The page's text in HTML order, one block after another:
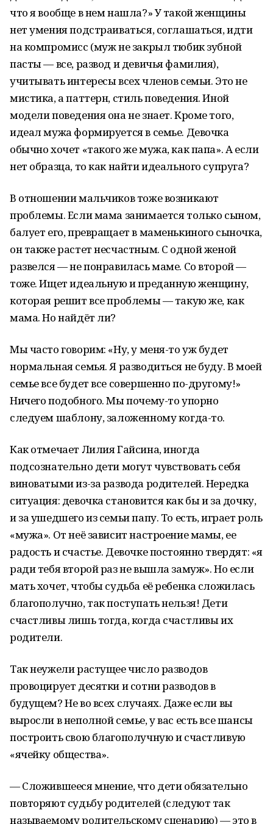
что я вообще в нем нашла?» У такой женщины
нет умения подстраиваться, соглашаться, идти
на компромисс (муж не закрыл тюбик зубной
пасты — все, развод и девичья фамилия),
учитывать интересы всех членов семьи. Это не
мистика, а паттерн, стиль поведения. Иной
модели поведения она не знает. Кроме того,
идеал мужа формируется в семье. Девочка
обычно хочет «такого же мужа, как папа». А если
нет образца, то как найти идеального супруга?
В отношении мальчиков тоже возникают
проблемы. Если мама занимается только сыном,
балует его, превращает в маменькиного сыночка,
он также растет несчастным. С одной женой
развелся — не понравилась маме. Со второй —
тоже. Ищет идеальную и преданную женщину,
которая решит все проблемы — такую же, как
мама. Но найдёт ли?
Мы часто говорим: «Ну, у меня-то уж будет
нормальная семья. Я разводиться не буду. В моей
семье все будет все совершенно по-другому!»
Ничего подобного. Мы почему-то упорно
следуем шаблону, заложенному когда-то.
Как отмечает Лилия Гайсина, иногда
подсознательно дети могут чувствовать себя
виноватыми из-за развода родителей. Нередка
ситуация: девочка становится как бы и за дочку,
и за ушедшего из семьи папу. То есть, играет роль
«мужа». От неё зависит настроение мамы, ее
радость и счастье. Девочке постоянно твердят: «я
ради тебя второй раз не вышла замуж». Но если
мать хочет, чтобы судьба её ребенка сложилась
благополучно, так поступать нельзя! Дети
счастливы лишь тогда, когда счастливы их
родители.
Так неужели растущее число разводов
провоцирует десятки и сотни разводов в
будущем? Не во всех случаях. Даже если вы
выросли в неполной семье, у вас есть все шансы
построить свою благополучную и счастливую
«ячейку общества».
— Сложившееся мнение, что дети обязательно
повторяют судьбу родителей (следуют так
называемому родительскому сценарию) — это в